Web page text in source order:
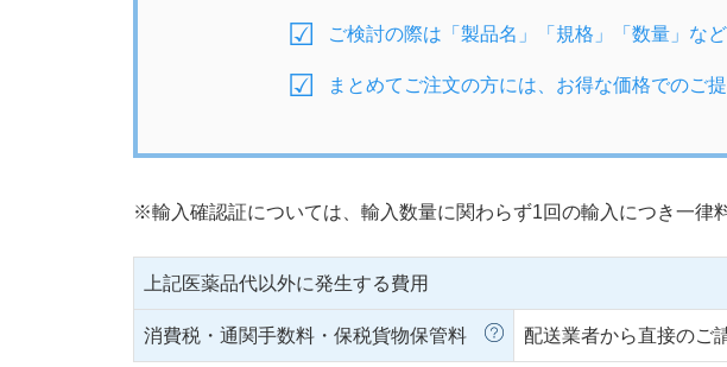
ご検討の際は「製品名」「規格」「数量」な
まとめてご注文の方には、お得な価格でのご
※輸入確認証については、輸入数量に関わらず1回の輸入につき一律
上記医薬品代以外に発生する費用
消費税・通関手数料・保税貨物保管料 配送業者から直接のご